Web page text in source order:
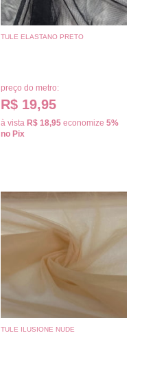
TULE ELASTANO PRETO
preço do metro:
R$ 19,95
à vista R$ 18,95 economize 5%
no Pix
TULE ILUSIONE NUDE